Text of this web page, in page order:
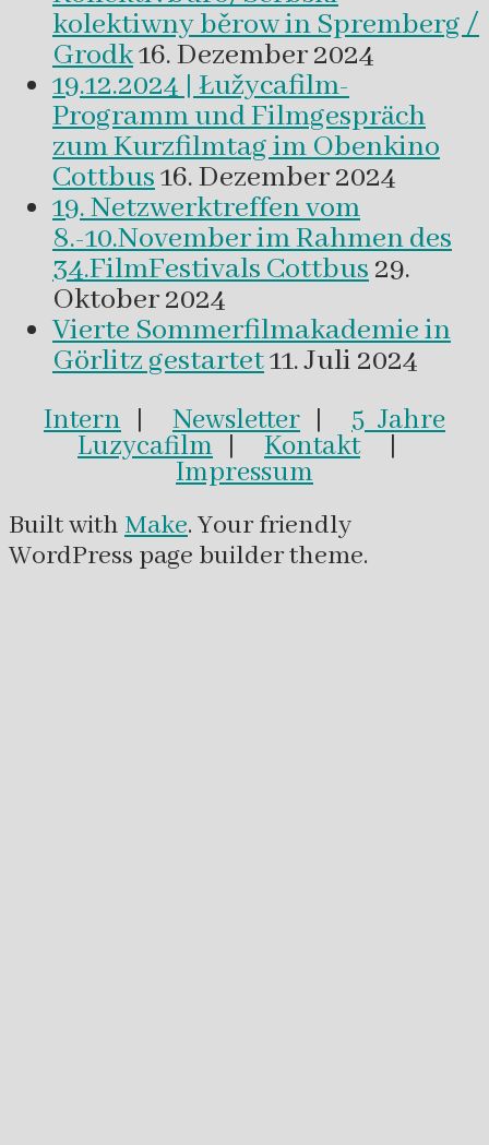
kolektiwny běrow in Spremberg /
Grodk16. Dezember 2024
19.12.2024 | Łužycafilm-
Programm und Filmgespräch
zum Kurzfilmtag im Obenkino
Cottbus16. Dezember 2024
19. Netzwerktreffen vom
8.-10.November im Rahmen des
34.FilmFestivals Cottbus 29.
Oktober 2024
Vierte Sommerfilmakademie in
Görlitz gestartet11. Juli 2024
Intern Newsletter 5 Jahre
Luzycafilm Kontakt|
Impressum
Built with Make. Your friendly
WordPress page builder theme.